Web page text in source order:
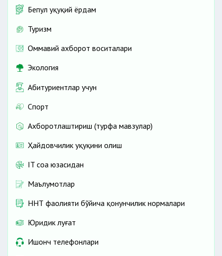
Бепул ҳуқуқий ёрдам
Туризм
Оммавий ахборот воситалари
Экология
Абитуриентлар учун
Спорт
Ахборотлаштириш (турфа мавзулар)
Ҳайдовчилик ҳуқуқини олиш
IT соҳа юзасидан
Маълумотлар
ННТ фаолияти бўйича қонунчилик нормалари
Юридик луғат
Ишонч телефонлари